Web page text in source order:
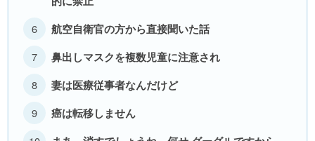
航空自衛官の方から直接聞いた話
鼻出しマスクを複数児童に注意され
妻は医療従事者なんだけど
癌は転移しません